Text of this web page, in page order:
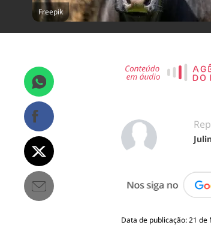
Freepik
Data de publicação: 21 de